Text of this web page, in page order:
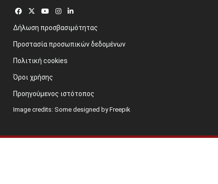
Δήλωση προσβασιμότητας
Προστασία προσωπικών δεδομένων
Πολιτική cookies
Όροι χρήσης
Προηγούμενος ιστότοπος
Image credits: Some designed by Freepik